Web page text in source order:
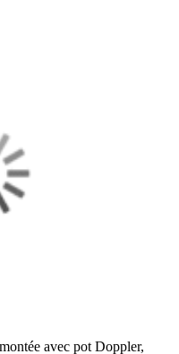
avec pot Doppler,